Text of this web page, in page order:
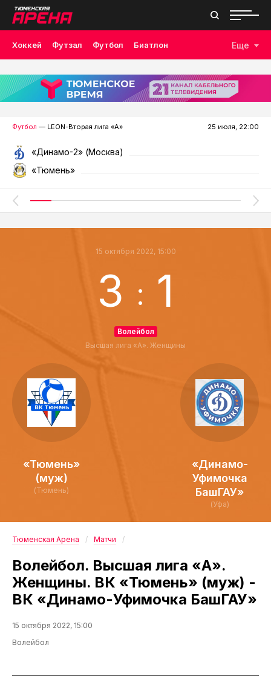
Хоккей Футзал Футбол Биатлон
Лыжные гонки Волейбол Плавание Дзюдо
Скалолазание Велоспорт Бокс
Еще
Футбол — LEON-Вторая лига «А» 25 июля, 22:00
«Динамо-2» (Москва)
«Тюмень»
«Тюмень»
(муж)
(Тюмень)
15 октября 2022, 15:00
3 : 1
Волейбол
Высшая лига «А». Женщины
«Динамо-
Уфимочка
БашГАУ»
(Уфа)
Тюменская Арена Матчи
Волейбол. Высшая лига «А».
Женщины. ВК «Тюмень» (муж) -
ВК «Динамо-Уфимочка БашГАУ»
15 октября 2022, 15:00
Волейбол